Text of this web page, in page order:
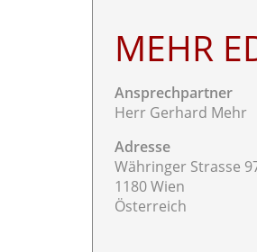
MEHR
Ansprechpartner
Herr Gerhard Mehr
Adresse
Währinger Strasse
1180 Wien
Österreich